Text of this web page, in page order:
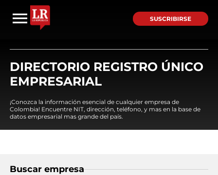
SUSCRIBIRSE
DIRECTORIO REGISTRO ÚNICO
EMPRESARIAL
¡Conozca la información esencial de cualquier empresa de
Colombia! Encuentre NIT, dirección, teléfono, y mas en la base de
datos empresarial mas grande del país.
Buscar empresa